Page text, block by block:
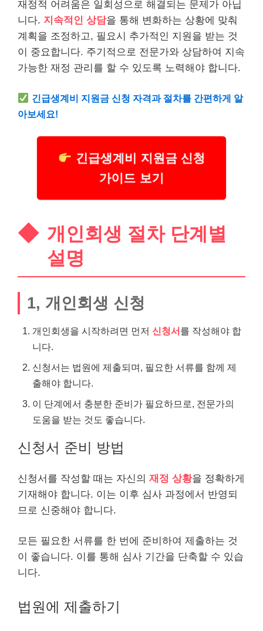
재정적 어려움은 일회성으로 해결되는 문제가 아닙
니다. 지속적인 상담을 통해 변화하는 상황에 맞춰
계획을 조정하고, 필요시 추가적인 지원을 받는 것
이 중요합니다. 주기적으로 전문가와 상담하여 지속
가능한 재정 관리를 할 수 있도록 노력해야 합니다.
긴급생계비 지원금 신청 자격과 절차를 간편하게 알
아보세요!
긴급생계비 지원금 신청
가이드 보기
개인회생 절차 단계별
설명
1, 개인회생 신청
개인회생을 시작하려면 먼저 신청서를 작성해야 합
니다.
신청서는 법원에 제출되며, 필요한 서류를 함께 제
출해야 합니다.
이 단계에서 충분한 준비가 필요하므로, 전문가의
도움을 받는 것도 좋습니다.
신청서 준비 방법
신청서를 작성할 때는 자신의 재정 상황을 정확하게
기재해야 합니다. 이는 이후 심사 과정에서 반영되
므로 신중해야 합니다.
모든 필요한 서류를 한 번에 준비하여 제출하는 것
이 좋습니다. 이를 통해 심사 기간을 단축할 수 있습
니다.
법원에 제출하기